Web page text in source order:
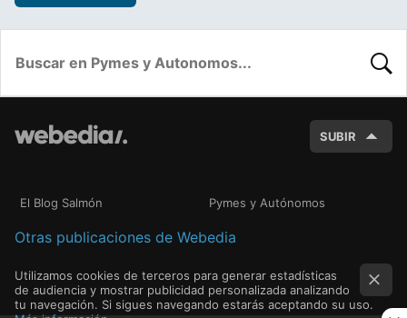
SUBIR
El Blog Salmón Pymes y Autónomos
Otras publicaciones de Webedia
Utilizamos cookies de terceros para generar estadísticas
de audiencia y mostrar publicidad personalizada analizando
tu navegación. Si sigues navegando estarás aceptando su uso.